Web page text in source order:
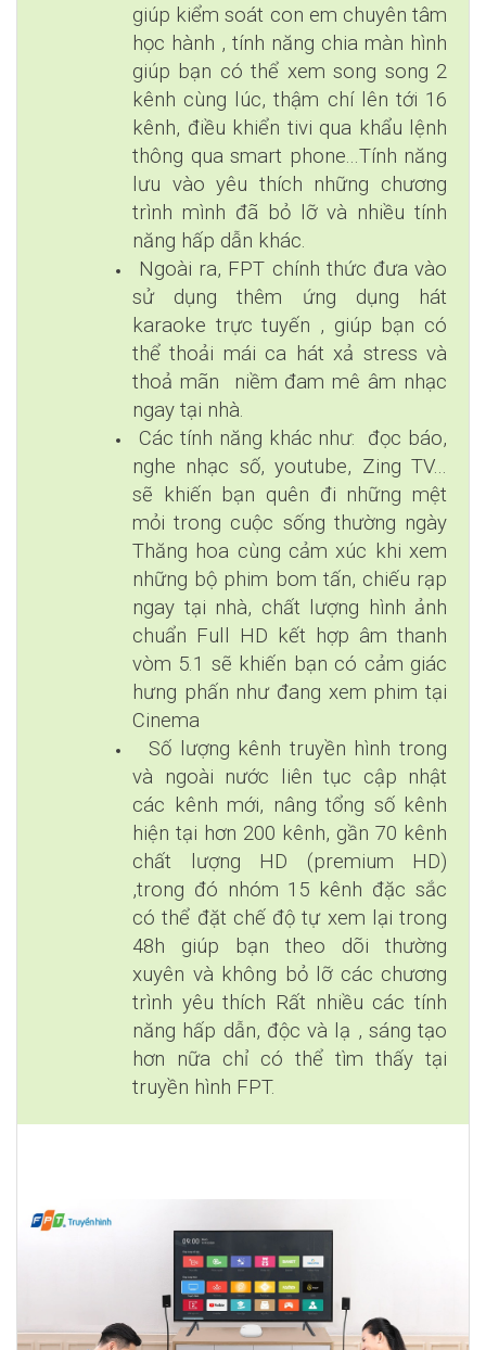
giúp kiểm soát con em chuyên tâm
học hành , tính năng chia màn hình
giúp bạn có thể xem song song 2
kênh cùng lúc, thậm chí lên tới 16
kênh, điều khiển tivi qua khẩu lệnh
thông qua smart phone...Tính năng
lưu vào yêu thích những chương
trình mình đã bỏ lỡ và nhiều tính
năng hấp dẫn khác.
Ngoài ra, FPT chính thức đưa vào
sử dụng thêm ứng dụng hát
karaoke trực tuyến , giúp bạn có
thể thoải mái ca hát xả stress và
thoả mãn niềm đam mê âm nhạc
ngay tại nhà.
Các tính năng khác như: đọc báo,
nghe nhạc số, youtube, Zing TV...
sẽ khiến bạn quên đi những mệt
mỏi trong cuộc sống thường ngày
Thăng hoa cùng cảm xúc khi xem
những bộ phim bom tấn, chiếu rạp
ngay tại nhà, chất lượng hình ảnh
chuẩn Full HD kết hợp âm thanh
vòm 5.1 sẽ khiến bạn có cảm giác
hưng phấn như đang xem phim tại
Cinema
Số lượng kênh truyền hình trong
và ngoài nước liên tục cập nhật
các kênh mới, nâng tổng số kênh
hiện tại hơn 200 kênh, gần 70 kênh
chất lượng HD (premium HD)
,trong đó nhóm 15 kênh đặc sắc
có thể đặt chế độ tự xem lại trong
48h giúp bạn theo dõi thường
xuyên và không bỏ lỡ các chương
trình yêu thích Rất nhiều các tính
năng hấp dẫn, độc và lạ , sáng tạo
hơn nữa chỉ có thể tìm thấy tại
truyền hình FPT.